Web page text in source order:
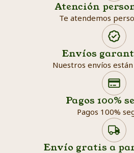
Atención
Te atendemos
Envíos
Nuestros envíos
Pagos 100%
Pagos 100%
Envío gratis a